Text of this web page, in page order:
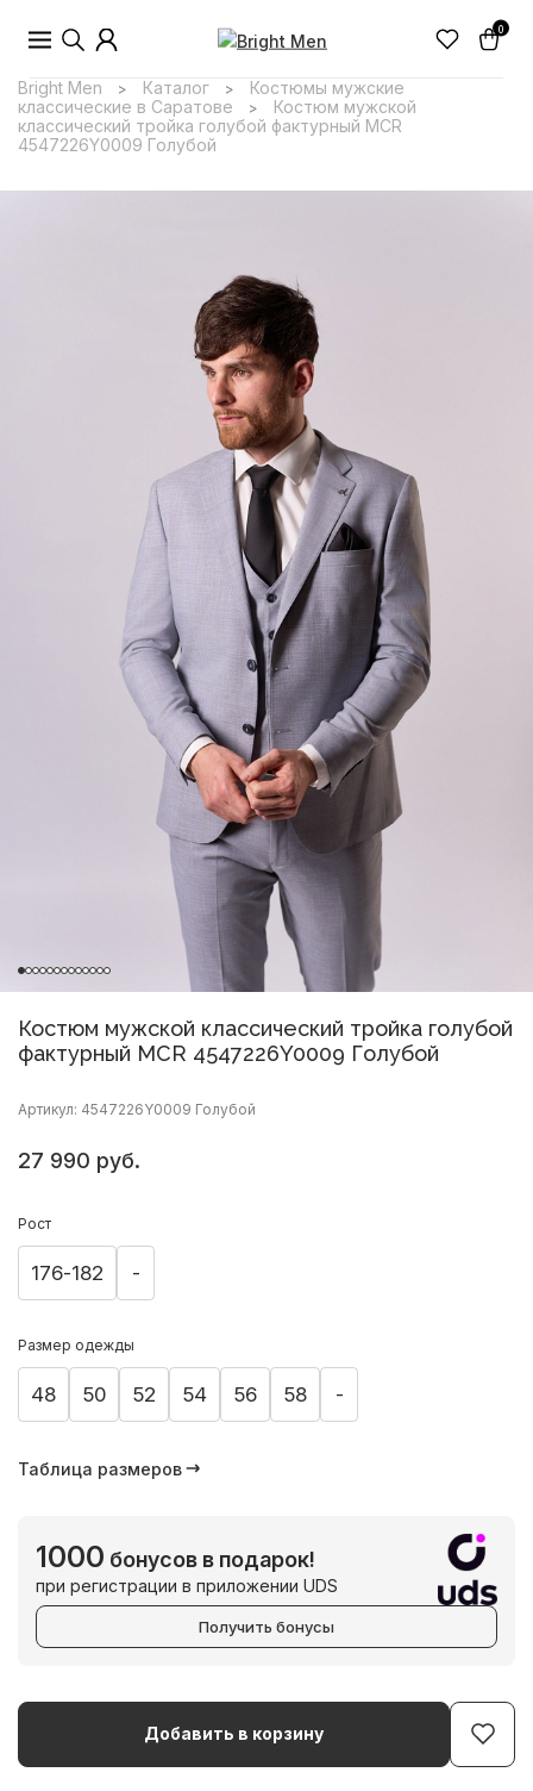
0
Bright Men > Каталог >
Костюмы мужские
классические в Саратове
>
Костюм мужской
классический тройка голубой фактурный MCR
4547226Y0009 Голубой
Костюм мужской классический тройка голубой
фактурный MCR 4547226Y0009 Голубой
Артикул: 4547226Y0009 Голубой
27 990 руб.
Рост
176-182 -
Размер одежды
48 50 52 54 56 58 -
Таблица размеров
1000 бонусов в подарок!
при регистрации в приложении UDS
Получить бонусы
Добавить в корзину